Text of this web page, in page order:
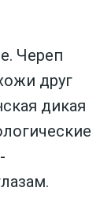
Череп
друг
дикая